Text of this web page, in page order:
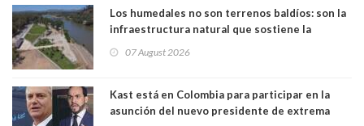
Los humedales no son terrenos baldíos: son la
infraestructura natural que sostiene la
07 August 2026
Kast está en Colombia para participar en la
asunción del nuevo presidente de extrema